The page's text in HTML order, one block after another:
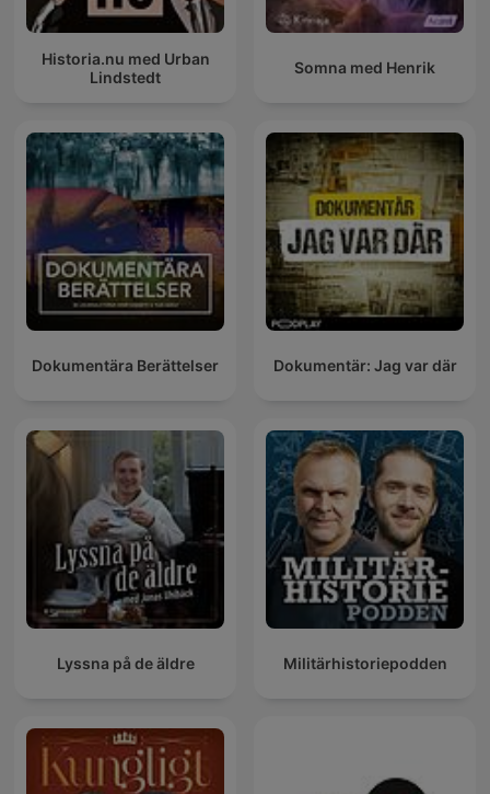
Historia.nu med Urban
Lindstedt
Somna med Henrik
Dokumentära Berättelser Dokumentär: Jag var där
Lyssna på de äldre Militärhistoriepodden